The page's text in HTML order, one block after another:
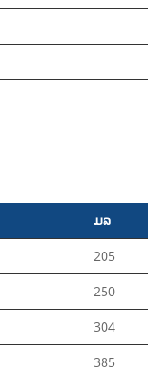
ມລ
205
250
304
385